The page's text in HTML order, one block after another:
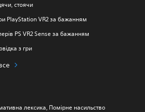
стоячи
PlayStation VR2 за бажанням
PS VR2 Sense за бажанням
з гри
лексика, Помірне насильство